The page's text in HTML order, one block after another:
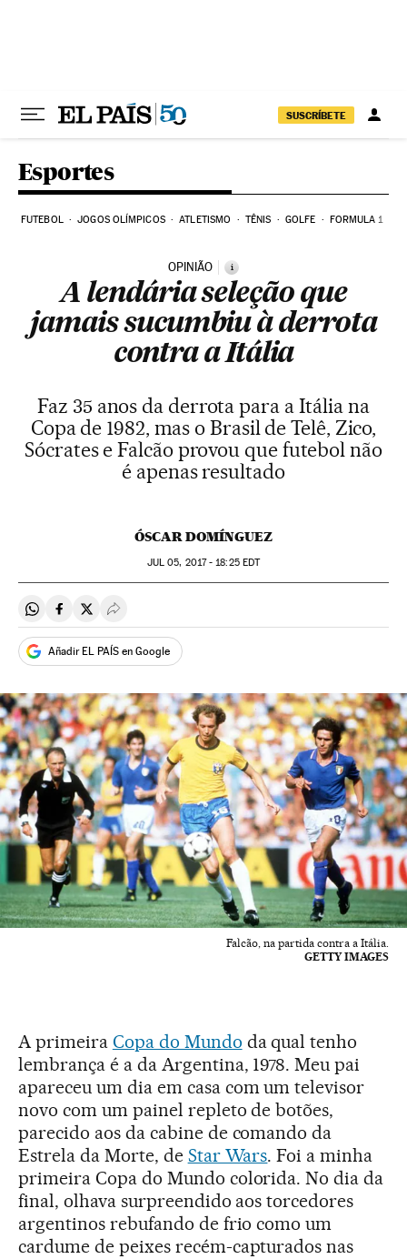
SUSCRÍBETE
Esportes
FUTEBOL JOGOS OLÍMPICOS ATLETISMO TÊNIS GOLFE FORMULA 1
OPINIÃO i
A lendária seleção que
jamais sucumbiu à derrota
contra a Itália
Faz 35 anos da derrota para a Itália na
Copa de 1982, mas o Brasil de Telê, Zico,
Sócrates e Falcão provou que futebol não
é apenas resultado
ÓSCAR DOMÍNGUEZ
JUL 05, 2017 - 18:25EDT
Compartir en Whatsapp
Compartir en Facebook
Compartir en Twitter
Desplegar Redes Sociales
Añadir EL PAÍS en Google
Falcão, na partida contra a Itália.
GETTY IMAGES
A primeira Copa do Mundo da qual tenho
lembrança é a da Argentina, 1978. Meu pai
apareceu um dia em casa com um televisor
novo com um painel repleto de botões,
parecido aos da cabine de comando da
Estrela da Morte, de Star Wars. Foi a minha
primeira Copa do Mundo colorida. No dia da
final, olhava surpreendido aos torcedores
argentinos rebufando de frio como um
cardume de peixes recém-capturados nas